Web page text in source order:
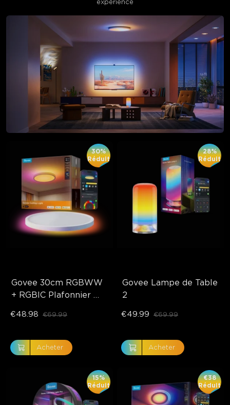
experience
Govee 30cm RGBWW
+ RGBIC Plafonnier
30%
Réduit
€48.98 €69.99
Acheter
Govee Lampe de Table
2
28%
Réduit
€49.99 €69.99
Acheter
15%
Réduit
€38
Réduit